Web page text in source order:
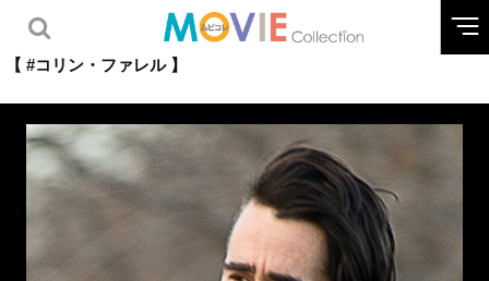
【 #コリン・ファレル 】